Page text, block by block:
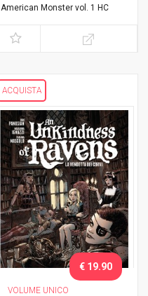
American Monster vol. 1 HC
ACQUISTA
VOLUME UNICO
€ 19.90